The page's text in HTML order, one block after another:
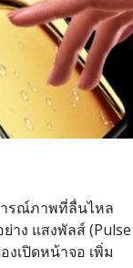
ารณ์ภาพที่ลื่นไหล
าง แสงพัลส์ (Pulse
เปิดหน้าจอ เพิ่ม